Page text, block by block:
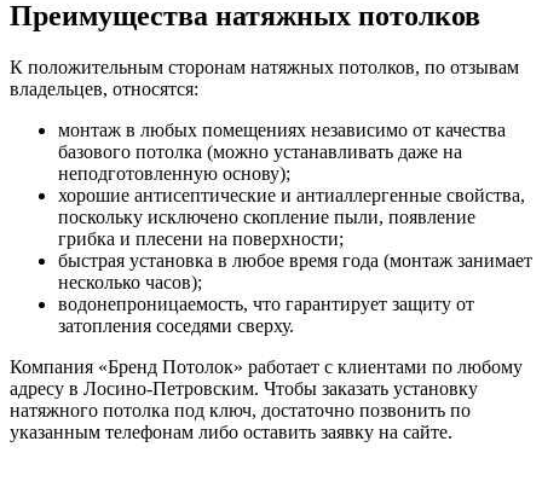
Преимущества натяжных потолков
К положительным сторонам натяжных потолков, по отзывам
владельцев, относятся:
монтаж в любых помещениях независимо от качества
базового потолка (можно устанавливать даже на
неподготовленную основу);
хорошие антисептические и антиаллергенные свойства,
поскольку исключено скопление пыли, появление
грибка и плесени на поверхности;
быстрая установка в любое время года (монтаж занимает
несколько часов);
водонепроницаемость, что гарантирует защиту от
затопления соседями сверху.
Компания «Бренд Потолок» работает с клиентами по любому
адресу в Лосино-Петровским. Чтобы заказать установку
натяжного потолка под ключ, достаточно позвонить по
указанным телефонам либо оставить заявку на сайте.